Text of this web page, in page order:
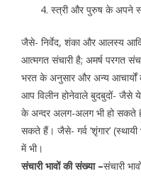
स्त्री और पुरुष के अपने
जैसे- निर्वेद, शंका और आलस्य आदि
आत्मगत संचारी है; अमर्ष परगत
भरत के अनुसार और अन्य
आप विलीन होनेवाले बुदबुदों- जैसे ये
के अन्दर अलग-अलग भी हो सकते
सकते हैं। जैसे- गर्व ‘शृंगार’ (स्थायी
में भी।
संचारी भावों की संख्या –संचारी